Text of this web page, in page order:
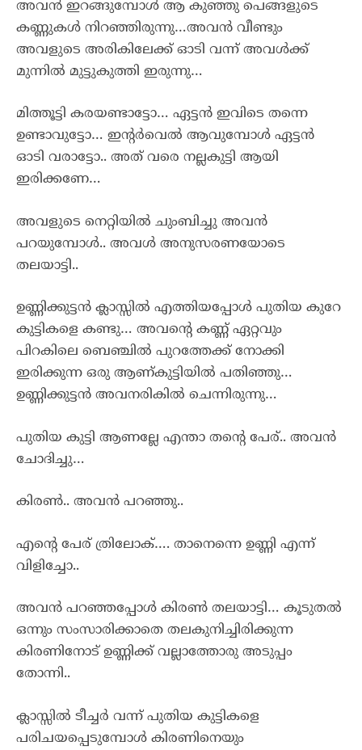
അവൻ ഇറങ്ങുമ്പോൾ ആ കുഞ്ഞു പെങ്ങളുടെ
കണ്ണുകൾ നിറഞ്ഞിരുന്നു…അവൻ വീണ്ടും
അവളുടെ അരികിലേക്ക് ഓടി വന്ന് അവൾക്ക്
മുന്നിൽ മുട്ടുകുത്തി ഇരുന്നു…
മിത്തൂട്ടി കരയണ്ടാട്ടോ… ഏട്ടൻ ഇവിടെ തന്നെ
ഉണ്ടാവുട്ടോ… ഇന്റർവെൽ ആവുമ്പോൾ ഏട്ടൻ
ഓടി വരാട്ടോ.. അത് വരെ നല്ലകുട്ടി ആയി
ഇരിക്കണേ…
അവളുടെ നെറ്റിയിൽ ചുംബിച്ചു അവൻ
പറയുമ്പോൾ.. അവൾ അനുസരണയോടെ
തലയാട്ടി..
ഉണ്ണിക്കുട്ടൻ ക്ലാസ്സിൽ എത്തിയപ്പോൾ പുതിയ കുറേ
കുട്ടികളെ കണ്ടു… അവന്റെ കണ്ണ് ഏറ്റവും
പിറകിലെ ബെഞ്ചിൽ പുറത്തേക്ക് നോക്കി
ഇരിക്കുന്ന ഒരു ആണ്കുട്ടിയിൽ പതിഞ്ഞു…
ഉണ്ണിക്കുട്ടൻ അവനരികിൽ ചെന്നിരുന്നു…
പുതിയ കുട്ടി ആണല്ലേ എന്താ തന്റെ പേര്.. അവൻ
ചോദിച്ചു…
കിരൺ.. അവൻ പറഞ്ഞു..
എന്റെ പേര് ത്രിലോക്…. താനെന്നെ ഉണ്ണി എന്ന്
വിളിച്ചോ..
അവൻ പറഞ്ഞപ്പോൾ കിരൺ തലയാട്ടി… കൂടുതൽ
ഒന്നും സംസാരിക്കാതെ തലകുനിച്ചിരിക്കുന്ന
കിരണിനോട് ഉണ്ണിക്ക് വല്ലാത്തോരു അടുപ്പം
തോന്നി..
ക്ലാസ്സിൽ ടീച്ചർ വന്ന് പുതിയ കുട്ടികളെ
പരിചയപ്പെടുമ്പോൾ കിരണിനെയും